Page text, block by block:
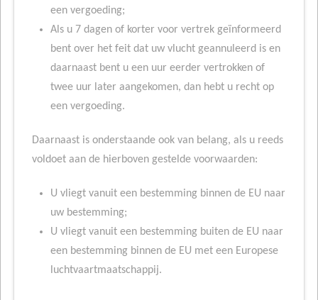
een vergoeding;
Als u 7 dagen of korter voor vertrek geïnformeerd
bent over het feit dat uw vlucht geannuleerd is en
daarnaast bent u een uur eerder vertrokken of
twee uur later aangekomen, dan hebt u recht op
een vergoeding.
Daarnaast is onderstaande ook van belang, als u reeds
voldoet aan de hierboven gestelde voorwaarden:
U vliegt vanuit een bestemming binnen de EU naar
uw bestemming;
U vliegt vanuit een bestemming buiten de EU naar
een bestemming binnen de EU met een Europese
luchtvaartmaatschappij.